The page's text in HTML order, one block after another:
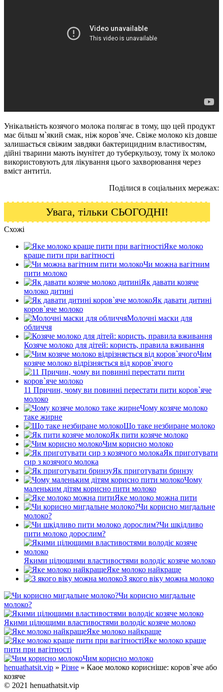
Унікальність козячого молока полягає в тому, що цей продукт
має більш м`який смак, ніж коров`яче. Свіже молоко кіз довше
залишається свіжим завдяки бактерицидним властивостям,
дійні тварини мають імунітет до туберкульозу, тому їх молоко
використовують для лікування цього захворювання через
вміст антитіл.
Поділися в соціальних мережах:
Увага, тільки СЬОГОДНІ!
Схожі
Яке молоко
краще пити при вагітності
Чи можна вагітним
пити молоко
Як давати козяче
молоко дитині
Як давати дитині
коров`яче молоко
Молочні маски для
обличчя
Козяче молоко для дітей: користь, правила вживання
Чим
козяче молоко відрізняється від коров`ячого
11 Причин, чому ви повинні перестати пити коров`яче
молоко
Чому козяче молоко
таке жирне
Що таке незбиране молоко
Як пити козяче молоко
Чим корисно молоко
Як приготувати
сир з козячого молока
Як приготувати бринзу
Чому
маленьким дітям корисно пити молоко
Яке молоко можна пити
Чи корисно мигдальне
молоко?
Чи шкідливо
пити молоко дорослим?
Якими цілющими властивостями володіє козяче молоко
Яке молоко найкраще
З якого віку можна молоко
Чи корисно мигдальне
молоко?
Якими цілющими властивостями володіє козяче молоко
Яке молоко найкраще
Яке молоко краще
пити при вагітності
Чим корисно молоко
henuathatsit.vip » Різне » Каое молоко корисніше: коров`яче або
козяче
© 2021 henuathatsit.vip